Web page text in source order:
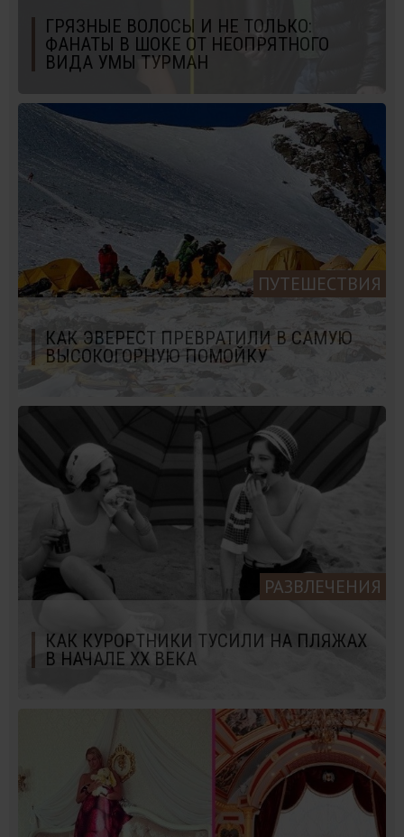
ГРЯЗНЫЕ ВОЛОСЫ И НЕ ТОЛЬКО:
ФАНАТЫ В ШОКЕ ОТ НЕОПРЯТНОГО
ВИДА УМЫ ТУРМАН
ПУТЕШЕСТВИЯ
КАК ЭВЕРЕСТ ПРЕВРАТИЛИ В САМУЮ
ВЫСОКОГОРНУЮ ПОМОЙКУ
РАЗВЛЕЧЕНИЯ
КАК КУРОРТНИКИ ТУСИЛИ НА ПЛЯЖАХ
В НАЧАЛЕ XX ВЕКА